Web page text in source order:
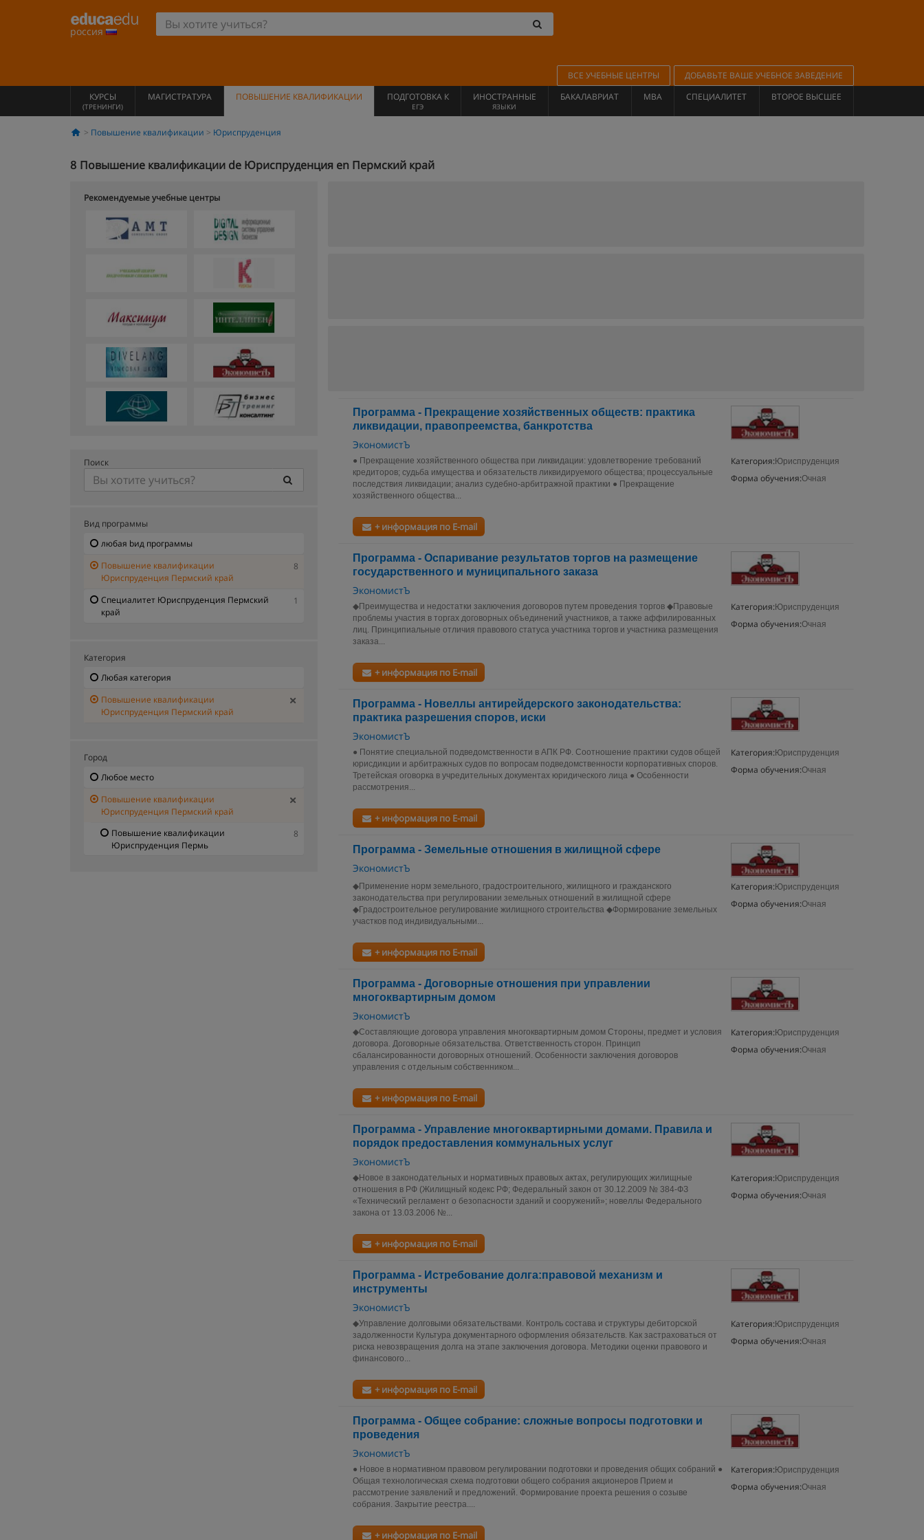
россия
ВСЕ УЧЕБНЫЕ ЦЕНТРЫ
ДОБАВЬТЕ ВАШЕ УЧЕБНОЕ ЗАВЕДЕНИЕ
КУРСЫ
(ТРЕНИНГИ)
МАГИСТРАТУРА ПОВЫШЕНИЕ КВАЛИФИКАЦИИ ПОДГОТОВКА К
ЕГЭ
ИНОСТРАННЫЕ
ЯЗЫКИ
БАКАЛАВРИАТ MBA СПЕЦИАЛИТЕТ ВТОРОЕ ВЫСШЕЕ
Повышение квалификации Юриспруденция
8 Повышение квалификации de Юриспруденция en Пермский край
Программа - Прекращение хозяйственных обществ: практика
ликвидации, правопреемства, банкротства
ЭкономистЪ
Категория: Юриспруденция
Форма обучения:Очная
● Прекращение хозяйственного общества при ликвидации: удовлетворение требований
кредиторов; судьба имущества и обязательств ликвидируемого общества; процессуальные
последствия ликвидации; анализ судебно-арбитражной практики ● Прекращение
хозяйственного общества...
+ информация по E-mail
Программа - Оспаривание результатов торгов на размещение
государственного и муниципального заказа
ЭкономистЪ
Категория: Юриспруденция
Форма обучения:Очная
◆Преимущества и недостатки заключения договоров путем проведения торгов ◆Правовые
проблемы участия в торгах договорных объединений участников, а также аффилированных
лиц. Принципиальные отличия правового статуса участника торгов и участника размещения
заказа...
+ информация по E-mail
Программа - Новеллы антирейдерского законодательства:
практика разрешения споров, иски
ЭкономистЪ
Категория: Юриспруденция
Форма обучения:Очная
● Понятие специальной подведомственности в АПК РФ. Соотношение практики судов общей
юрисдикции и арбитражных судов по вопросам подведомственности корпоративных споров.
Третейская оговорка в учредительных документах юридического лица ● Особенности
рассмотрения...
+ информация по E-mail
Программа - Земельные отношения в жилищной сфере
ЭкономистЪ
Категория: Юриспруденция
Форма обучения:Очная
◆Применение норм земельного, градостроительного, жилищного и гражданского
законодательства при регулировании земельных отношений в жилищной сфере
◆Градостроительное регулирование жилищного строительства ◆Формирование земельных
участков под индивидуальными...
+ информация по E-mail
Программа - Договорные отношения при управлении
многоквартирным домом
ЭкономистЪ
Категория: Юриспруденция
Форма обучения:Очная
◆Составляющие договора управления многоквартирным домом Стороны, предмет и условия
договора. Договорные обязательства. Ответственность сторон. Принцип
сбалансированности договорных отношений. Особенности заключения договоров
управления с отдельным собственником...
+ информация по E-mail
Программа - Управление многоквартирными домами. Правила и
порядок предоставления коммунальных услуг
ЭкономистЪ
Категория: Юриспруденция
Форма обучения:Очная
◆Новое в законодательных и нормативных правовых актах, регулирующих жилищные
отношения в РФ (Жилищный кодекс РФ; Федеральный закон от 30.12.2009 № 384‑ФЗ
«Технический регламент о безопасности зданий и сооружений»; новеллы Федерального
закона от 13.03.2006 №...
+ информация по E-mail
Программа - Истребование долга:правовой механизм и
инструменты
ЭкономистЪ
Категория: Юриспруденция
Форма обучения:Очная
◆Управление долговыми обязательствами. Контроль состава и структуры дебиторской
задолженности Культура документарного оформления обязательств. Как застраховаться от
риска невозвращения долга на этапе заключения договора. Методики оценки правового и
финансового...
+ информация по E-mail
Программа - Общее собрание: сложные вопросы подготовки и
проведения
ЭкономистЪ
Категория: Юриспруденция
Форма обучения:Очная
● Новое в нормативном правовом регулировании подготовки и проведения общих собраний ●
Общая технологическая схема подготовки общего собрания акционеров Прием и
рассмотрение заявлений и предложений. Формирование проекта решения о созыве
собрания. Закрытие реестра....
+ информация по E-mail
Рекомендуемые учебные центры
Поиск
Вид программы
любая bид программы
Повышение квалификации
Юриспруденция Пермский край
8
Специалитет Юриспруденция Пермский
край
1
Категория
Любая категория
Повышение квалификации
Юриспруденция Пермский край
Город
Любое место
Повышение квалификации
Юриспруденция Пермский край
Повышение квалификации
Юриспруденция Пермь
8